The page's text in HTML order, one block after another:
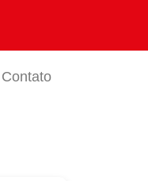
Contato